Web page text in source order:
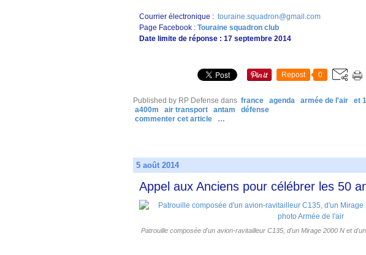
Courrier électronique : touraine.squadron@gmail.com
Page Facebook : Touraine squadron club
Date limite de réponse : 17 septembre 2014
Repost 0
Published by RP Defense dans france agenda armée de l'air et
a400m
air transport antam
défense
commenter cet article
…
5 août 2014
Appel aux Anciens pour célébrer les 50
Patrouille composée d'un avion-ravitailleur C135, d'un Mirage 2000 N et